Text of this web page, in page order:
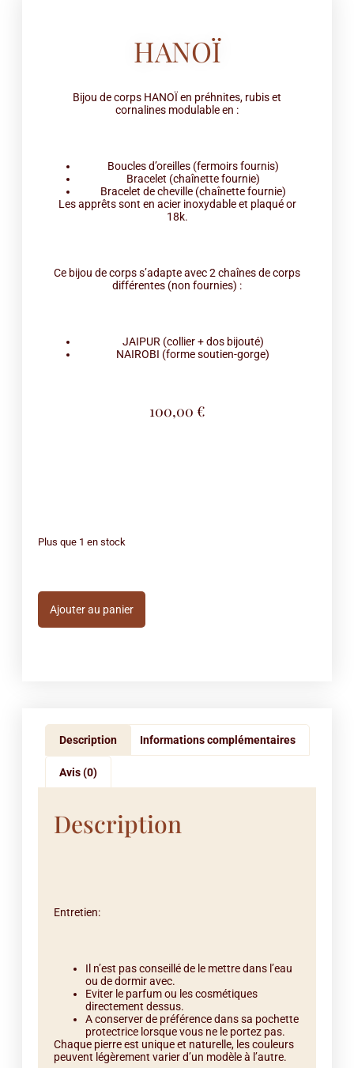
HANOÏ
Bijou de corps HANOÏ en préhnites, rubis et
cornalines modulable en :
Boucles d’oreilles (fermoirs fournis)
Bracelet (chaînette fournie)
Bracelet de cheville (chaînette fournie)
Les apprêts sont en acier inoxydable et plaqué or
18k.
Ce bijou de corps s’adapte avec 2 chaînes de corps
différentes (non fournies) :
JAIPUR (collier + dos bijouté)
NAIROBI (forme soutien-gorge)
100,00 €
Plus que 1 en stock
Ajouter au panier
Description Informations complémentaires
Avis (0)
Description
Entretien:
Il n’est pas conseillé de le mettre dans l’eau
ou de dormir avec.
Eviter le parfum ou les cosmétiques
directement dessus.
A conserver de préférence dans sa pochette
protectrice lorsque vous ne le portez pas.
Chaque pierre est unique et naturelle, les couleurs
peuvent légèrement varier d’un modèle à l’autre.